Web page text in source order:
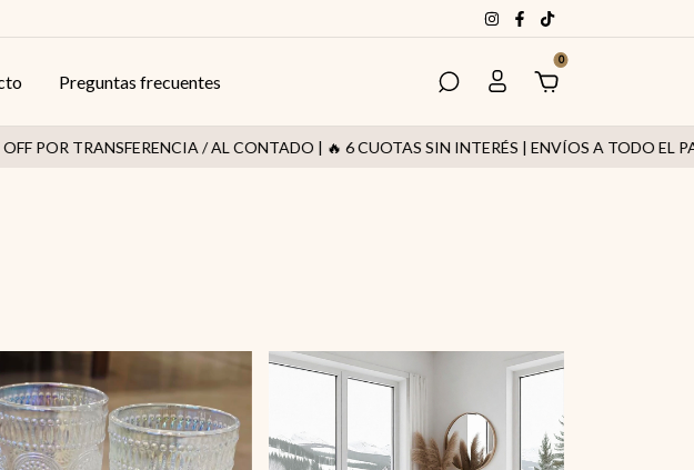
Preguntas frecuentes
0
TRANSFERENCIA / AL CONTADO | 🔥 6 CUOTAS SIN INTERÉS | ENVÍOS A TODO EL PAÍS